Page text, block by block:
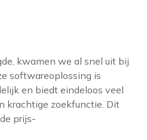
kwamen we al snel uit bij
softwareoplossing is
en biedt eindeloos veel
krachtige zoekfunctie. Dit
prijs-